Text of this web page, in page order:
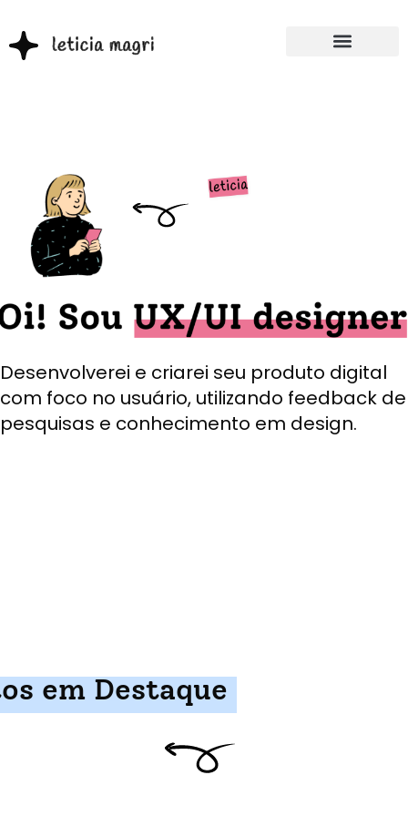
Desenvolverei e criarei seu produto digital
com foco no usuário, utilizando feedback de
pesquisas e conhecimento em design.
em Destaque